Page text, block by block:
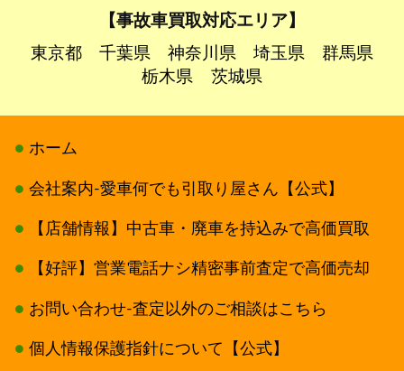
【事故車買取対応エリア】
東京都
千葉県 神奈川県 埼玉県
群馬県
栃木県
茨城県
ホーム
会社案内-愛車何でも引取り屋さん【公式】
【店舗情報】中古車・廃車を持込みで高価買取
【好評】営業電話ナシ精密事前査定で高価売却
お問い合わせ-査定以外のご相談はこちら
個人情報保護指針について【公式】